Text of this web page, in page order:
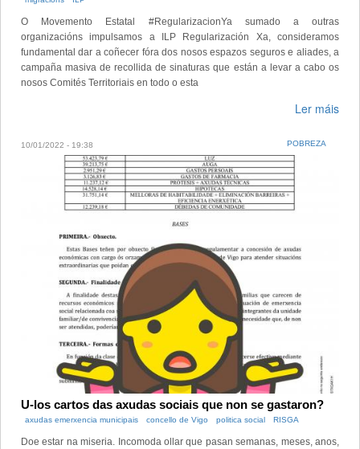
O Movemento Estatal #RegularizacionYa sumado a outras
organizacións impulsamos a ILP Regularización Xa, consideramos
fundamental dar a coñecer fóra dos nosos espazos seguros e aliades, a
campaña masiva de recollida de sinaturas que están a levar a cabo os
nosos Comités Territoriais en todo o esta
Ler máis
10/01/2022 - 19:38 POBREZA
U-los cartos das axudas sociais que non se gastaron?
axudas emerxencia municipais concello de Vigo politica social RISGA
Doe estar na miseria. Incomoda ollar que pasan semanas, meses, anos,